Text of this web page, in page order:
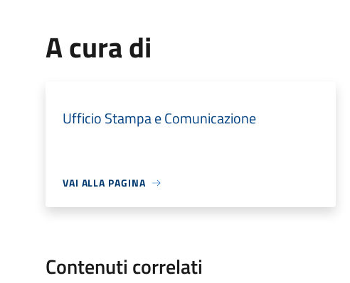
A cura di
Ufficio Stampa e Comunicazione
VAI ALLA PAGINA
Contenuti correlati